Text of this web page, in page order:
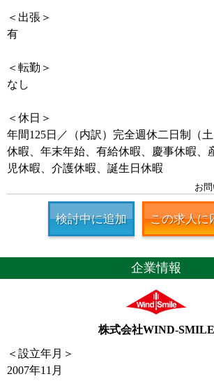
＜出張＞
有
＜転勤＞
なし
＜休日＞
年間125日／（内訳）完全週休二日制（
休暇、年末年始、有給休暇、慶事休暇、
児休暇、介護休暇、誕生日休暇
お
検討中に追加 この求人に
企業情報
株式会社WIND-SMILE
＜設立年月＞
2007年11月